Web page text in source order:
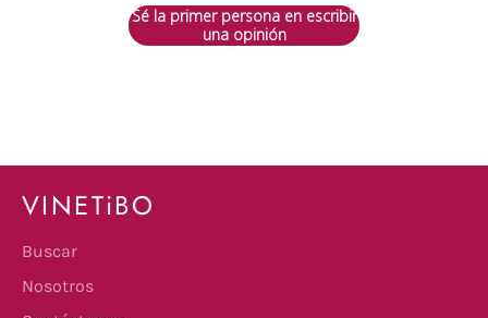
Sé la primer persona en escribir
una opinión
VINETiBO
Buscar
Nosotros